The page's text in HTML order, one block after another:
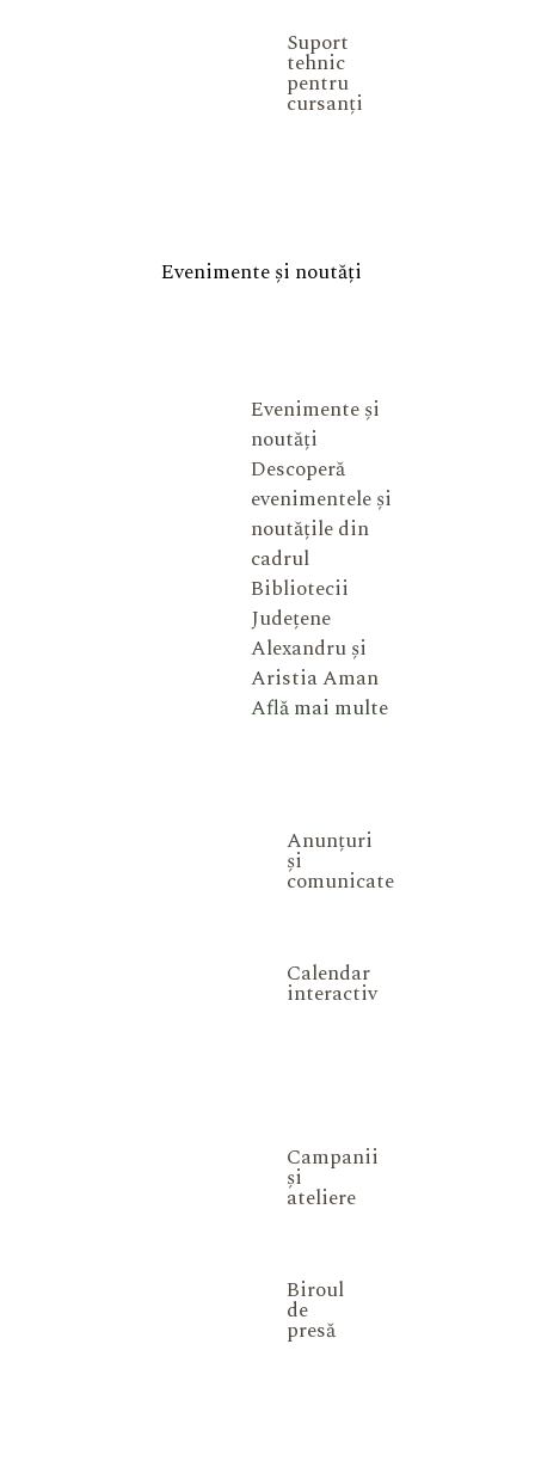
Suport
tehnic
pentru
cursanți
Evenimente și noutăți
Evenimente și
noutăți
Descoperă
evenimentele și
noutățile din
cadrul
Bibliotecii
Județene
Alexandru și
Aristia Aman
Află mai multe
Anunțuri
și
comunicate
Calendar
interactiv
Campanii
și
ateliere
Biroul
de
presă